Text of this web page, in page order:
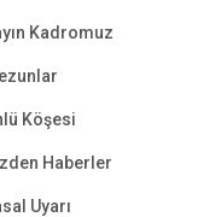
Kadromuz
Köşesi
Haberler
Uyarı